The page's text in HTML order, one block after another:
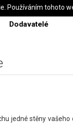
Dodavatelé
jedné stěny
Používáním tohoto